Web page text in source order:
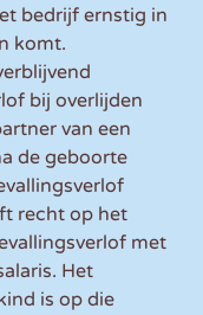
bedrijf ernstig in
komt.
bij overlijden
van een
de geboorte
recht op het
met
Het
is op die